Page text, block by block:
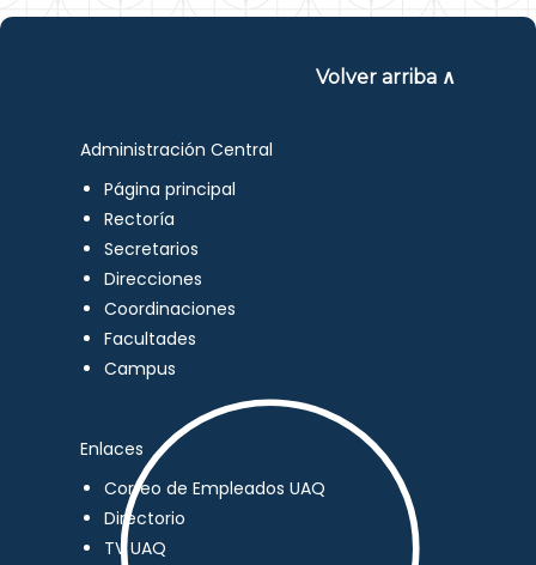
Volver arriba ∧
Administración Central
Página principal
Rectoría
Secretarios
Direcciones
Coordinaciones
Facultades
Campus
Enlaces
Correo de Empleados UAQ
Directorio
TV UAQ